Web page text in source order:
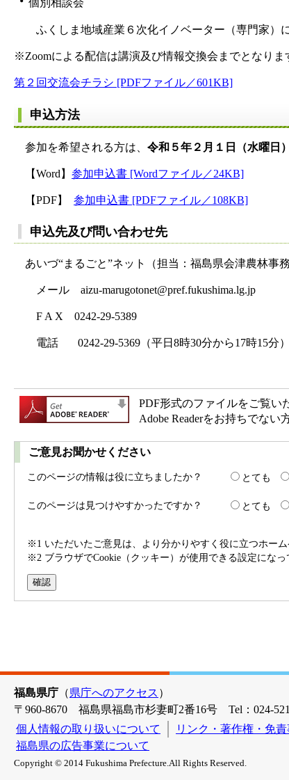
ふくしま地域産業６次化イノベーター（専門家）
※Zoomによる配信は講演及び情報交換会までとなりま
第２回交流会チラシ [PDFファイル／601KB]
申込方法
参加を希望される方は、 令和５年２月１日（水曜日
【Word】 参加申込書 [Wordファイル／24KB]
【PDF】 参加申込書 [PDFファイル／108KB]
申込先及び問い合わせ先
あいづ“まるごと”ネット（担当：福島県会津農林事
メール aizu-marugotonet@pref.fukushima.lg.jp
F A X 0242-29-5389
電話 0242-29-5369（平日8時30分から17時15分
PDF形式のファイルをご覧い
Adobe Readerをお持ちでな
ご意見お聞かせください
このページの情報は役に立ちましたか？ とても
このページは見つけやすかったですか？
とても
※1 いただいたご意見は、より分かりやすく役に立つホー
※2 ブラウザでCookie（クッキー）が使用できる設定にな
福島県庁 （県庁へのアクセス ）
〒960-8670 福島県福島市杉妻町2番16号 Tel：024-
個人情報の取り扱いについて
リンク・著作権・免
福島県の広告事業について
Copyright © 2014 Fukushima Prefecture.All Rights Reserved.